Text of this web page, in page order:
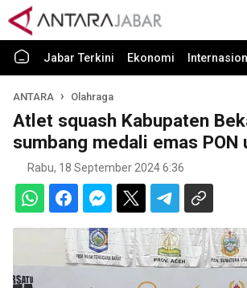
Jabar Terkini Ekonomi
ANTARA Olahraga
Atlet squash Kabupaten
sumbang medali emas PON
Rabu, 18 September 2024 6:36